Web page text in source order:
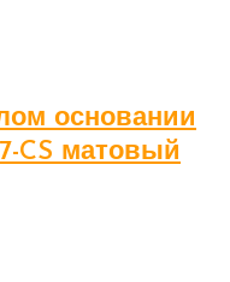
основании
CS матовый